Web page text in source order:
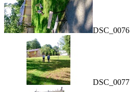
DSC_0076
DSC_0077